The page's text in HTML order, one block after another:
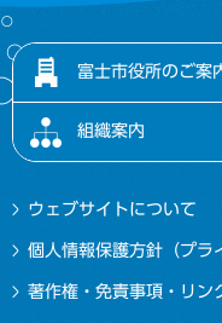
富士市役所のご案
組織案内
ウェブサイトについて
個人情報保護方針（プラ
著作権・免責事項・リン